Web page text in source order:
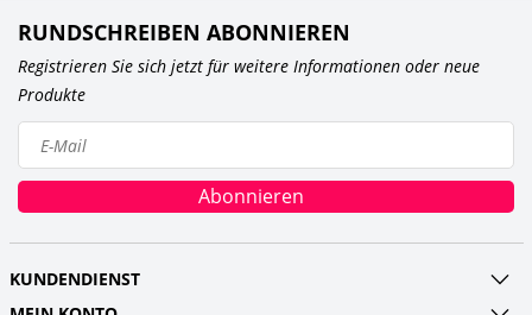
RUNDSCHREIBEN ABONNIEREN
Registrieren Sie sich jetzt für weitere Informationen oder neue
Produkte
Abonnieren
KUNDENDIENST